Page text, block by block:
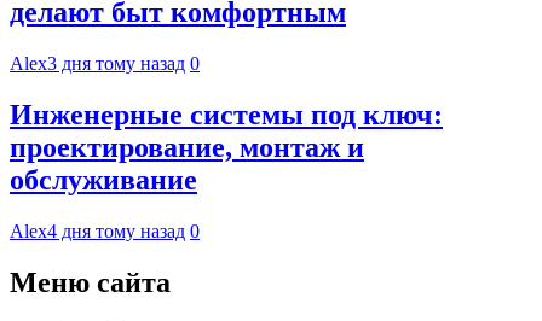
делают быт комфортным
Alex3 дня тому назад 0
Инженерные системы под ключ:
проектирование, монтаж и
обслуживание
Alex4 дня тому назад 0
Меню сайта